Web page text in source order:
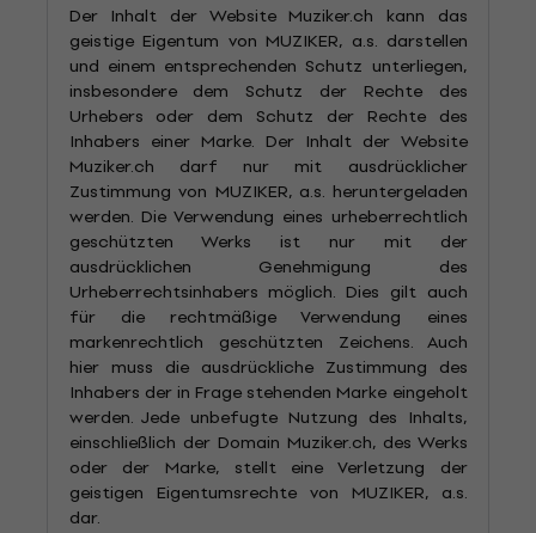
Der Inhalt der Website Muziker.ch kann das
geistige Eigentum von MUZIKER, a.s. darstellen
und einem entsprechenden Schutz unterliegen,
insbesondere dem Schutz der Rechte des
Urhebers oder dem Schutz der Rechte des
Inhabers einer Marke. Der Inhalt der Website
Muziker.ch darf nur mit ausdrücklicher
Zustimmung von MUZIKER, a.s. heruntergeladen
werden. Die Verwendung eines urheberrechtlich
geschützten Werks ist nur mit der
ausdrücklichen Genehmigung des
Urheberrechtsinhabers möglich. Dies gilt auch
für die rechtmäßige Verwendung eines
markenrechtlich geschützten Zeichens. Auch
hier muss die ausdrückliche Zustimmung des
Inhabers der in Frage stehenden Marke eingeholt
werden. Jede unbefugte Nutzung des Inhalts,
einschließlich der Domain Muziker.ch, des Werks
oder der Marke, stellt eine Verletzung der
geistigen Eigentumsrechte von MUZIKER, a.s.
dar.